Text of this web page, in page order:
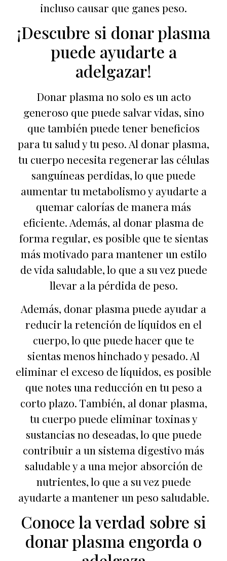
incluso causar que ganes peso.
¡Descubre si donar plasma
puede ayudarte a
adelgazar!
Donar plasma no solo es un acto
generoso que puede salvar vidas, sino
que también puede tener beneficios
para tu salud y tu peso. Al donar plasma,
tu cuerpo necesita regenerar las células
sanguíneas perdidas, lo que puede
aumentar tu metabolismo y ayudarte a
quemar calorías de manera más
eficiente. Además, al donar plasma de
forma regular, es posible que te sientas
más motivado para mantener un estilo
de vida saludable, lo que a su vez puede
llevar a la pérdida de peso.
Además, donar plasma puede ayudar a
reducir la retención de líquidos en el
cuerpo, lo que puede hacer que te
sientas menos hinchado y pesado. Al
eliminar el exceso de líquidos, es posible
que notes una reducción en tu peso a
corto plazo. También, al donar plasma,
tu cuerpo puede eliminar toxinas y
sustancias no deseadas, lo que puede
contribuir a un sistema digestivo más
saludable y a una mejor absorción de
nutrientes, lo que a su vez puede
ayudarte a mantener un peso saludable.
Conoce la verdad sobre si
donar plasma engorda o